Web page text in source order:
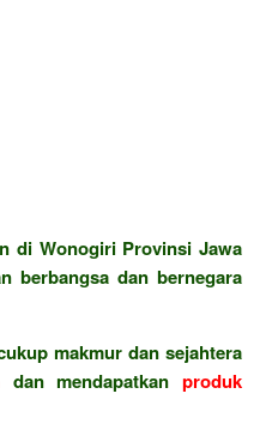
di Wonogiri Provinsi Jawa
berbangsa dan bernegara
makmur dan sejahtera
dan mendapatkanproduk